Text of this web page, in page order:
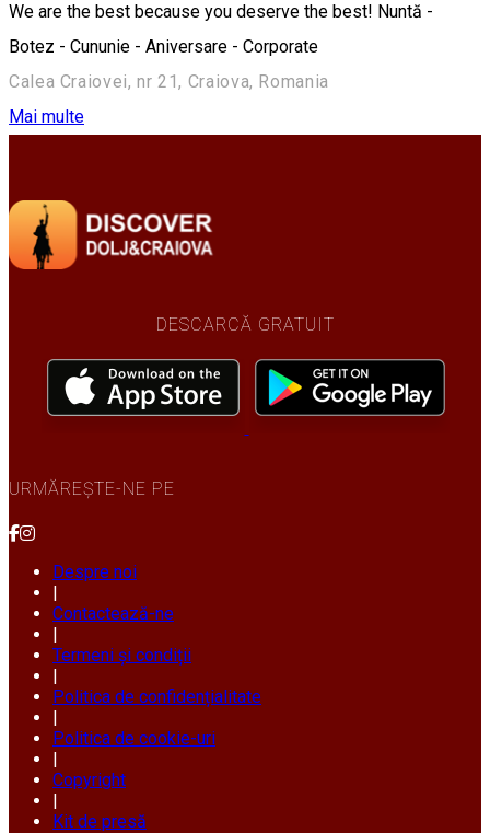
We are the best because you deserve the best! Nuntă -
Botez - Cununie - Aniversare - Corporate
Calea Craiovei, nr 21, Craiova, Romania
Mai multe
DESCARCĂ GRATUIT
URMĂREȘTE-NE PE
Despre noi
|
Contactează-ne
|
Termeni și condiții
|
Politica de confidențialitate
|
Politica de cookie-uri
|
Copyright
|
Kit de presă